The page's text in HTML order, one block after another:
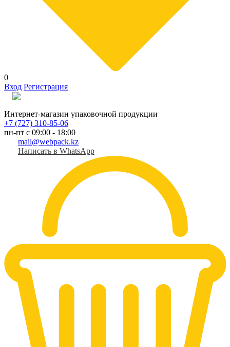
0
Вход Регистрация
Интернет-магазин упаковочной продукции
+7 (727) 310-85-06
пн-пт с 09:00 - 18:00
mail@webpack.kz
Написать в WhatsApp